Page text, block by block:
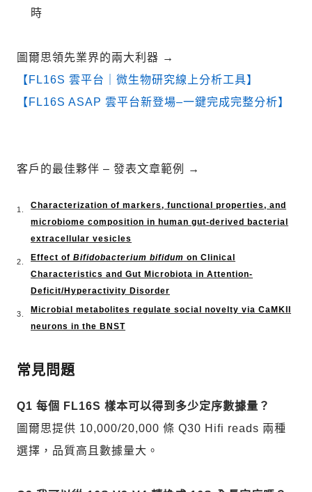
時
圖爾思領先業界的兩大利器 →
【FL16S 雲平台｜微生物研究線上分析工具】
【FL16S ASAP 雲平台新登場–一鍵完成完整分析】
客戶的最佳夥伴 – 發表文章範例 →
Characterization of markers, functional properties, and
microbiome composition in human gut-derived bacterial
extracellular vesicles
Effect of Bifidobacterium bifidum on Clinical
Characteristics and Gut Microbiota in Attention-
Deficit/Hyperactivity Disorder
Microbial metabolites regulate social novelty via CaMKII
neurons in the BNST
常見問題
Q1 每個 FL16S 樣本可以得到多少定序數據量？
圖爾思提供 10,000/20,000 條 Q30 Hifi reads 兩種
選擇，品質高且數據量大。